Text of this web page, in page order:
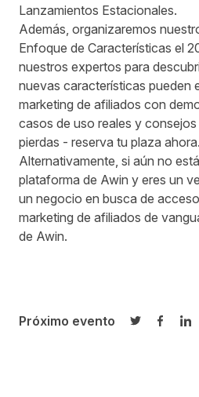
Lanzamientos Estacionales.
Además, organizaremos
Enfoque de Características el
nuestros expertos para
nuevas características pueden
marketing de afiliados con
casos de uso reales y
pierdas - reserva tu plaza ahora.
Alternativamente, si aún no
plataforma de Awin y eres un
un negocio en busca de
marketing de afiliados de
de Awin.
Próximo evento
Compartir